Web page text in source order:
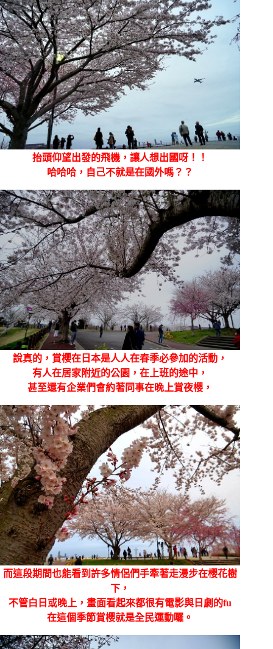
抬頭仰望出發的飛機，讓人想出國呀！！
哈哈哈，自己不就是在國外嗎？？
說真的，賞櫻在日本是人人在春季必參加的活動，
有人在居家附近的公園，在上班的途中，
甚至還有企業們會約著同事在晚上賞夜櫻，
而這段期間也能看到許多情侶們手牽著走漫步在櫻花樹
下，
不管白日或晚上，畫面看起來都很有電影與日劇的fu
在這個季節賞櫻就是全民運動囉。